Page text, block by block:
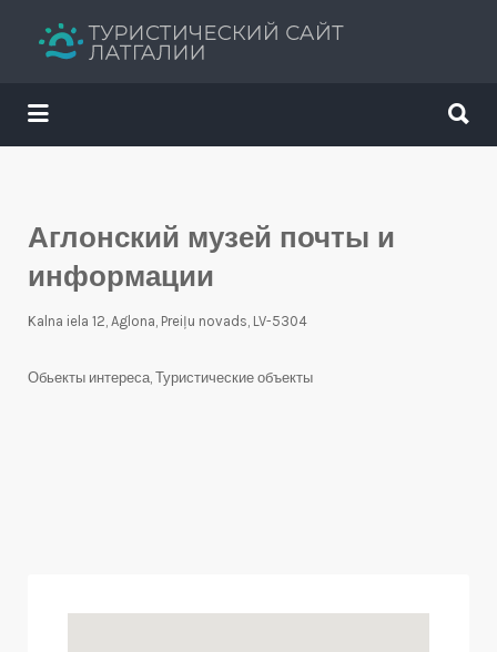
Путеводитель твоего отдыха
Искать:
Аглонский музей почты и
информации
Kalna iela 12, Aglona, Preiļu novads, LV-5304
Обьекты интереса, Туристические объекты